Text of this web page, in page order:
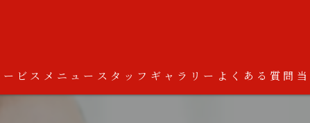
ービス メニュー スタッフ ギャラリー よくある質問